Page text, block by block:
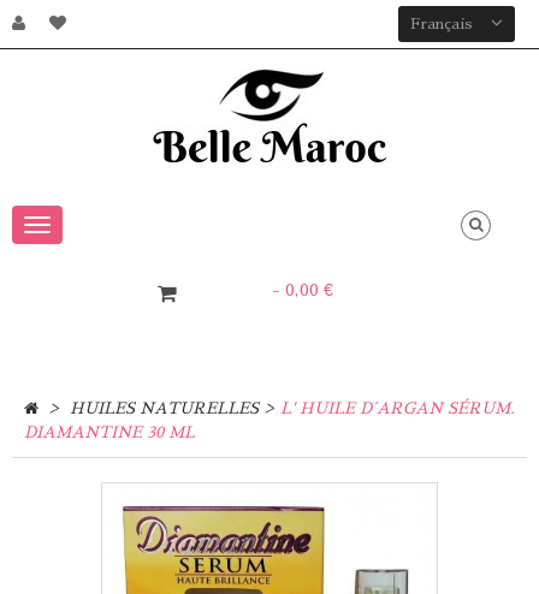
Français
Navigation
- 0,00 €
> HUILES NATURELLES > L' HUILE D´ARGAN SÉRUM.
DIAMANTINE 30 ML